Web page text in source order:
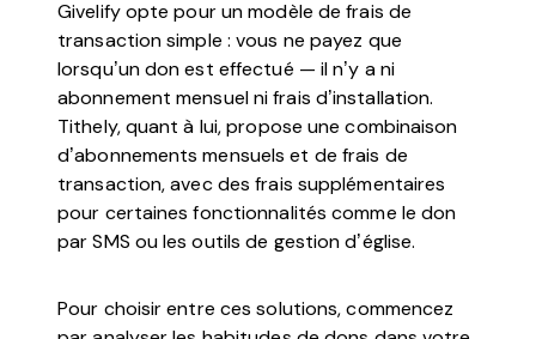
Givelify opte pour un modèle de frais de
transaction simple : vous ne payez que
lorsqu’un don est effectué — il n’y a ni
abonnement mensuel ni frais d’installation.
Tithely, quant à lui, propose une combinaison
d’abonnements mensuels et de frais de
transaction, avec des frais supplémentaires
pour certaines fonctionnalités comme le don
par SMS ou les outils de gestion d’église.
Pour choisir entre ces solutions, commencez